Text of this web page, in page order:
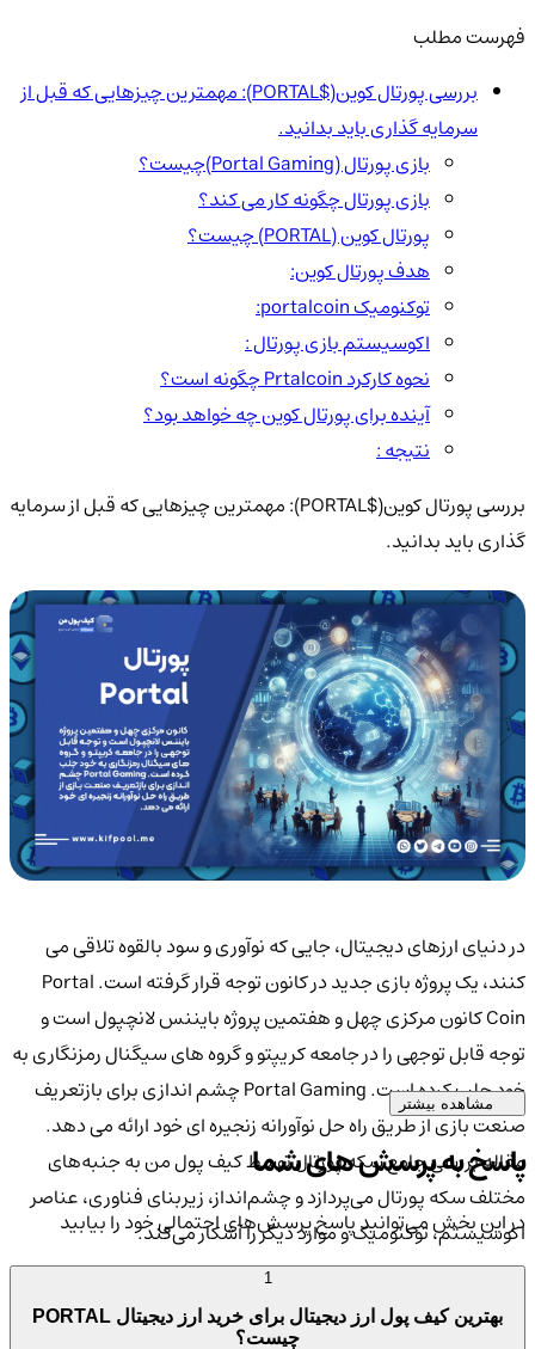
فهرست مطلب
بررسی پورتال کوین($PORTAL): مهمترین چیزهایی که قبل از
سرمایه گذاری باید بدانید.
بازی پورتال (Portal Gaming)چیست؟
بازی پورتال چگونه کار می کند؟
پورتال کوین (PORTAL) چیست؟
هدف پورتال کوین:
توکنومیک portalcoin:
اکوسیستم بازی پورتال :
نحوه کارکرد Prtalcoin چگونه است؟
آینده برای پورتال کوین چه خواهد بود؟
نتیجه :
بررسی پورتال کوین($PORTAL): مهمترین چیزهایی که قبل از سرمایه
گذاری باید بدانید.
در دنیای ارزهای دیجیتال، جایی که نوآوری و سود بالقوه تلاقی می
کنند، یک پروژه بازی جدید در کانون توجه قرار گرفته است. Portal
Coin کانون مرکزی چهل و هفتمین پروژه بایننس لانچپول است و
توجه قابل توجهی را در جامعه کریپتو و گروه های سیگنال رمزنگاری به
خود جلب کرده است. Portal Gaming چشم اندازی برای بازتعریف
صنعت بازی از طریق راه حل نوآورانه زنجیره ای خود ارائه می دهد.
مقاله بررسی جامع سکه پورتال توسط کیف پول من به جنبه‌های
مختلف سکه پورتال می‌پردازد و چشم‌انداز، زیربنای فناوری، عناصر
اکوسیستم، توکنومیک و موارد دیگر را آشکار می‌کند.
برای سرمایه گذاران و معامله گران کریپتو، به دست آوردن بینش در
مورد ظرافت های بازی پورتال و توکن اصلی آن، Portal Coin، بسیار
مشاهده بیشتر
پاسخ به پرسش های شما
در این بخش می‌توانید پاسخ پرسش‌های احتمالی خود را بیابید
بهترین کیف پول ارز دیجیتال برای خرید ارز دیجیتال PORTAL
چیست؟